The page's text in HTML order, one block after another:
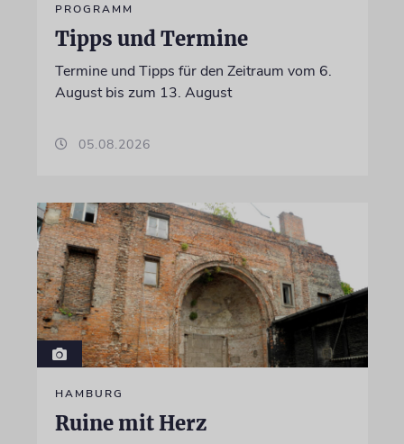
PROGRAMM
Tipps und Termine
Termine und Tipps für den Zeitraum vom 6.
August bis zum 13. August
05.08.2026
HAMBURG
Ruine mit Herz